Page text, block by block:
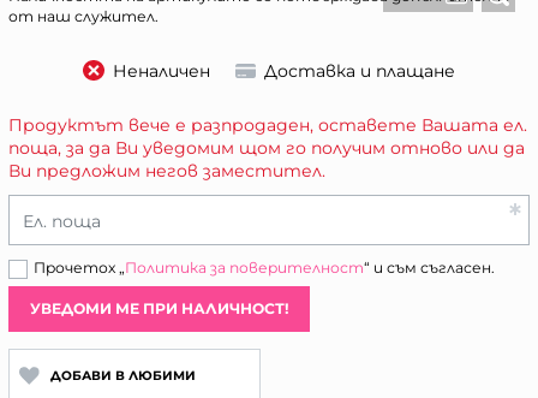
от наш служител.
Неналичен Доставка и плащане
Продуктът вече е разпродаден, оставете Вашата ел.
поща, за да Ви уведомим щом го получим отново или да
Ви предложим негов заместител.
Ел. поща
Прочетох „Политика за поверителност“ и съм съгласен.
УВЕДОМИ МЕ ПРИ НАЛИЧНОСТ!
ДОБАВИ В ЛЮБИМИ